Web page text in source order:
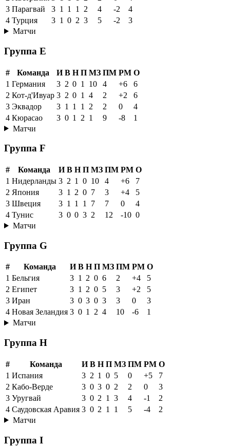
3 Парагвай 3 1 1 1 2 4 -2
4
4 Турция 3 1 0 2 3 5 -2
3
Матчи
Группа E
# Команда И В Н П МЗ ПМ РМ О
1 Германия 3 2 0 1 10 4 +6
6
2 Кот-д'Ивуар 3 2 0 1 4 2 +2
6
3 Эквадор 3 1 1 1 2 2 0
4
4 Кюрасао 3 0 1 2 1 9 -8
1
Матчи
Группа F
# Команда И В Н П МЗ ПМ РМ О
1 Нидерланды 3 2 1 0 10 4 +6
7
2 Япония 3 1 2 0 7 3 +4
5
3 Швеция 3 1 1 1 7 7 0
4
4 Тунис 3 0 0 3 2 12 -10 0
Матчи
Группа G
# Команда И В Н П МЗ ПМ РМ О
1 Бельгия 3 1 2 0 6 2 +4
5
2 Египет 3 1 2 0 5 3 +2
5
3 Иран 3 0 3 0 3 3 0
3
4 Новая Зеландия 3 0 1 2 4 10 -6
1
Матчи
Группа H
# Команда И В Н П МЗ ПМ РМ О
1 Испания 3 2 1 0 5 0 +5
7
2 Кабо-Верде 3 0 3 0 2 2 0
3
3 Уругвай 3 0 2 1 3 4 -1
2
4 Саудовская Аравия 3 0 2 1 1 5 -4
2
Матчи
Группа I